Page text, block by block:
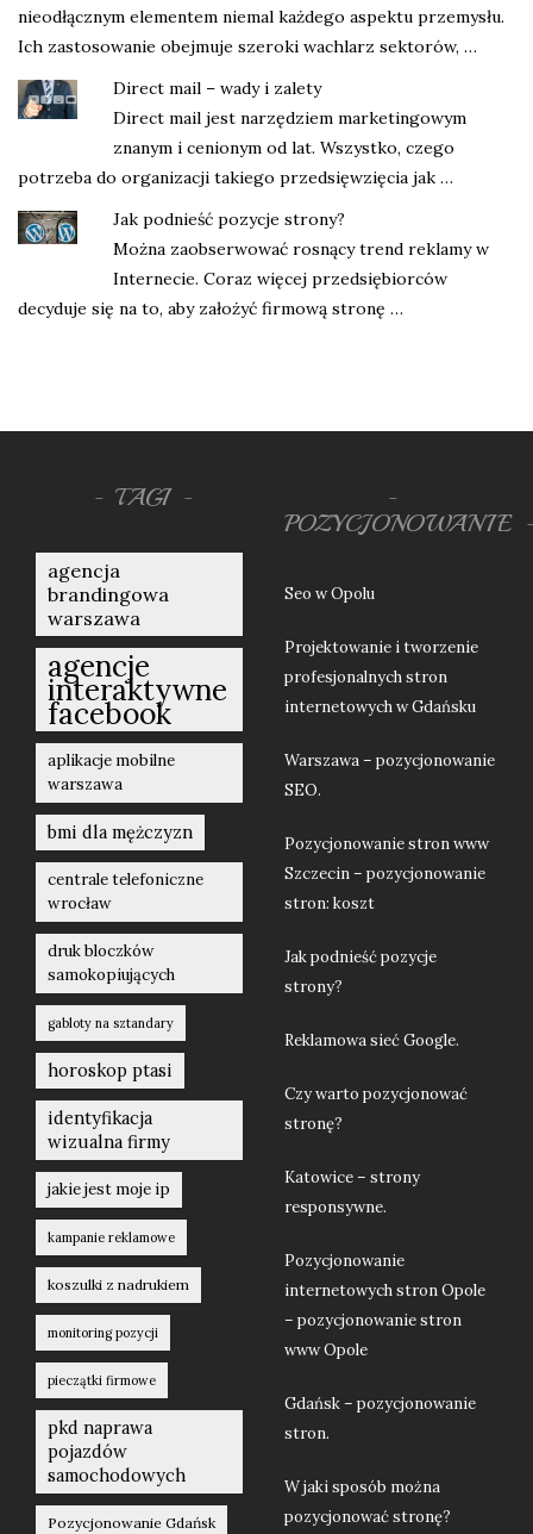
nieodłącznym elementem niemal każdego aspektu przemysłu.
Ich zastosowanie obejmuje szeroki wachlarz sektorów, …
Direct mail – wady i zalety
Direct mail jest narzędziem marketingowym
znanym i cenionym od lat. Wszystko, czego
potrzeba do organizacji takiego przedsięwzięcia jak …
Jak podnieść pozycje strony?
Można zaobserwować rosnący trend reklamy w
Internecie. Coraz więcej przedsiębiorców
decyduje się na to, aby założyć firmową stronę …
TAGI
agencja
brandingowa
warszawa
agencje
interaktywne
facebook
aplikacje mobilne
warszawa
bmi dla mężczyzn
centrale telefoniczne
wrocław
druk bloczków
samokopiujących
gabloty na sztandary
horoskop ptasi
identyfikacja
wizualna firmy
jakie jest moje ip
kampanie reklamowe
koszulki z nadrukiem
monitoring pozycji
pieczątki firmowe
pkd naprawa
pojazdów
samochodowych
Pozycjonowanie Gdańsk
POZYCJONOWANIE
Seo w Opolu
Projektowanie i tworzenie
profesjonalnych stron
internetowych w Gdańsku
Warszawa – pozycjonowanie
SEO.
Pozycjonowanie stron www
Szczecin – pozycjonowanie
stron: koszt
Jak podnieść pozycje
strony?
Reklamowa sieć Google.
Czy warto pozycjonować
stronę?
Katowice – strony
responsywne.
Pozycjonowanie
internetowych stron Opole
– pozycjonowanie stron
www Opole
Gdańsk – pozycjonowanie
stron.
W jaki sposób można
pozycjonować stronę?